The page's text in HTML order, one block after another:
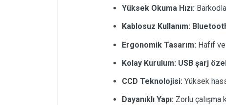
Yüksek Okuma Hızı:
Kablosuz Kullanım:
Ergonomik Tasarım: Hafif
Kolay Kurulum: USB şarj
CCD Teknolojisi: Yüksek
Dayanıklı Yapı: Zorlu çalışma